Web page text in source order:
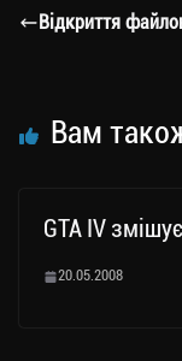
a
er
Відкриття
Вам
GTA IV
20.05.2008